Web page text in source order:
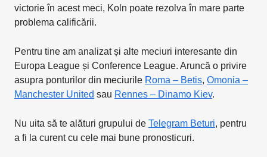
victorie în acest meci, Koln poate rezolva în mare parte
problema calificării.
Pentru tine am analizat și alte meciuri interesante din
Europa League și Conference League. Aruncă o privire
asupra ponturilor din meciurile Roma – Betis, Omonia –
Manchester United sau Rennes – Dinamo Kiev.
Nu uita să te alături grupului de Telegram Beturi, pentru
a fi la curent cu cele mai bune pronosticuri.